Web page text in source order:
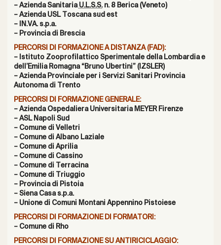
– Azienda Sanitaria U.L.S.S.n. 8 Berica (Veneto)
– Azienda USL Toscana sud est
– IN.VA. s.p.a.
– Provincia di Brescia
PERCORSI DI FORMAZIONE A DISTANZA (FAD):
– Istituto Zooprofilattico Sperimentale della Lombardia e
dell’Emilia Romagna “Bruno Ubertini” (IZSLER)
– Azienda Provinciale per i Servizi Sanitari Provincia
Autonoma di Trento
PERCORSI DI FORMAZIONE GENERALE:
– Azienda Ospedaliera Universitaria MEYER Firenze
– ASL Napoli Sud
– Comune di Velletri
– Comune di Albano Laziale
– Comune di Aprilia
– Comune di Cassino
– Comune di Terracina
– Comune di Triuggio
– Provincia di Pistoia
– Siena Casa s.p.a.
– Unione di Comuni Montani Appennino Pistoiese
PERCORSI DI FORMAZIONE DI FORMATORI:
– Comune di Rho
PERCORSI DI FORMAZIONE SU ANTIRICICLAGGIO: